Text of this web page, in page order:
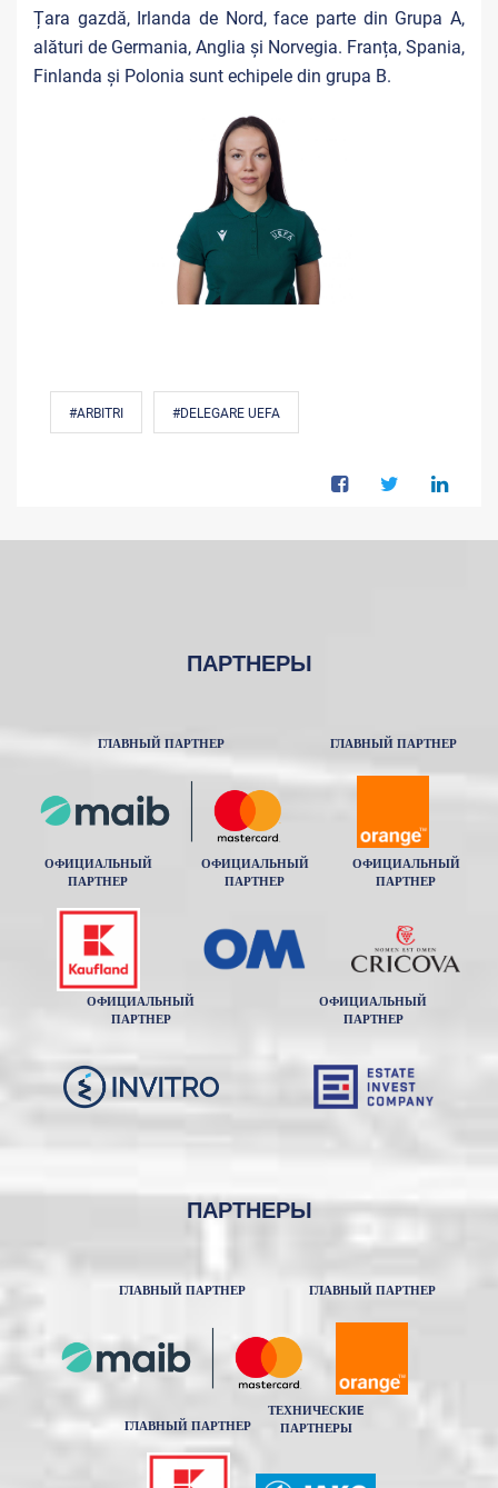
Țara gazdă, Irlanda de Nord, face parte din Grupa A,
alături de Germania, Anglia și Norvegia. Franța, Spania,
Finlanda și Polonia sunt echipele din grupa B.
#ARBITRI #DELEGARE UEFA
ПАРТНЕРЫ
ГЛАВНЫЙ ПАРТНЕР ГЛАВНЫЙ ПАРТНЕР
ОФИЦИАЛЬНЫЙ
ПАРТНЕР
ОФИЦИАЛЬНЫЙ
ПАРТНЕР
ОФИЦИАЛЬНЫЙ
ПАРТНЕР
ОФИЦИАЛЬНЫЙ
ПАРТНЕР
ОФИЦИАЛЬНЫЙ
ПАРТНЕР
ПАРТНЕРЫ
ГЛАВНЫЙ ПАРТНЕР ГЛАВНЫЙ ПАРТНЕР
ГЛАВНЫЙ ПАРТНЕР
ТЕХНИЧЕСКИE
ПАРТНЕРЫ